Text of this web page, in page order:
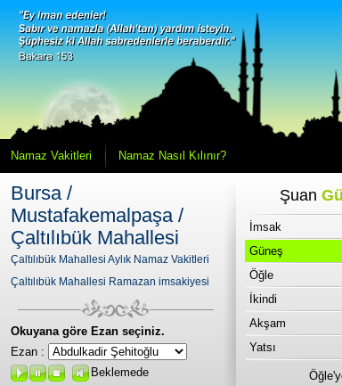
Namaz Vakitleri Namaz Nasıl Kılınır?
Bursa /
Mustafakemalpaşa /
Çaltılıbük Mahallesi
Çaltılıbük Mahallesi Aylık Namaz Vakitleri
Çaltılıbük Mahallesi Ramazan imsakiyesi
Okuyana göre Ezan seçiniz.
Ezan :
Beklemede
Şuan
İmsak
Güneş
Öğle
İkindi
Akşam
Yatsı